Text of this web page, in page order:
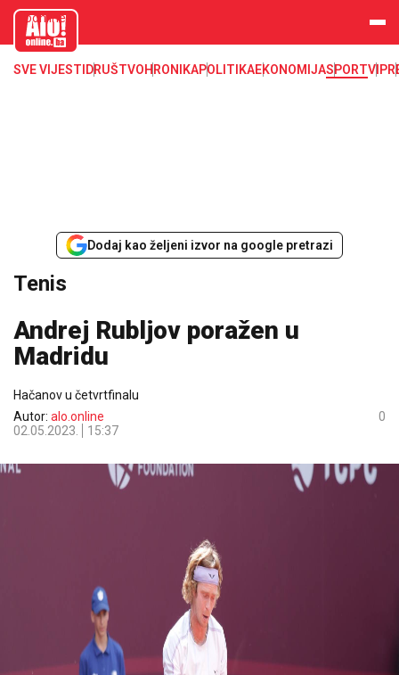
aloonline.b
SVE VIJESTI DRUŠTVOHRONIKAPOLITIKAEKONOMIJASPORTVIP
Dodaj kao željeni izvor na google pretrazi
Tenis
Andrej Rubljov poražen u
Madridu
Hačanov u četvrtfinalu
Autor: alo.online
02.05.2023.
15:37
0